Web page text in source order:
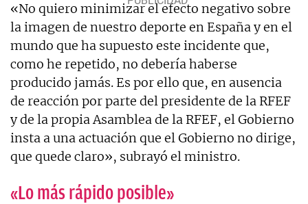
«No quiero minimizar el efecto negativo sobre
la imagen de nuestro deporte en España y en el
mundo que ha supuesto este incidente que,
como he repetido, no debería haberse
producido jamás. Es por ello que, en ausencia
de reacción por parte del presidente de la RFEF
y de la propia Asamblea de la RFEF, el Gobierno
insta a una actuación que el Gobierno no dirige,
que quede claro», subrayó el ministro.
«Lo más rápido posible»